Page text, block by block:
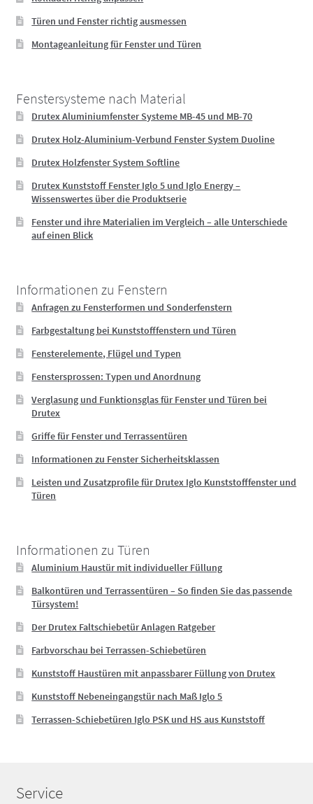
Türen und Fenster richtig ausmessen
Montageanleitung für Fenster und Türen
Fenstersysteme nach Material
Drutex Aluminiumfenster Systeme MB-45 und MB-70
Drutex Holz-Aluminium-Verbund Fenster System Duoline
Drutex Holzfenster System Softline
Drutex Kunststoff Fenster Iglo 5 und Iglo Energy –
Wissenswertes über die Produktserie
Fenster und ihre Materialien im Vergleich – alle Unterschiede
auf einen Blick
Informationen zu Fenstern
Anfragen zu Fensterformen und Sonderfenstern
Farbgestaltung bei Kunststofffenstern und Türen
Fensterelemente, Flügel und Typen
Fenstersprossen: Typen und Anordnung
Verglasung und Funktionsglas für Fenster und Türen bei
Drutex
Griffe für Fenster und Terrassentüren
Informationen zu Fenster Sicherheitsklassen
Leisten und Zusatzprofile für Drutex Iglo Kunststofffenster und
Türen
Informationen zu Türen
Aluminium Haustür mit individueller Füllung
Balkontüren und Terrassentüren – So finden Sie das passende
Türsystem!
Der Drutex Faltschiebetür Anlagen Ratgeber
Farbvorschau bei Terrassen-Schiebetüren
Kunststoff Haustüren mit anpassbarer Füllung von Drutex
Kunststoff Nebeneingangstür nach Maß Iglo 5
Terrassen-Schiebetüren Iglo PSK und HS aus Kunststoff
Service